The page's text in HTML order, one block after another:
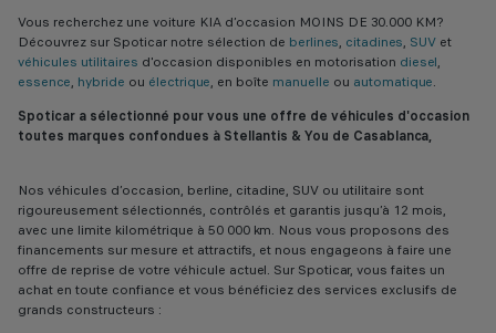
Vous recherchez une voiture KIA d’occasion MOINS DE 30.000 KM?
Découvrez sur Spoticar notre sélection de berlines, citadines, SUV et
véhicules utilitaires d'occasion disponibles en motorisation diesel,
essence, hybride ou électrique, en boîte manuelle ou automatique.
Spoticar a sélectionné pour vous une offre de véhicules d'occasion
toutes marques confondues à Stellantis & You de Casablanca,
Nos véhicules d’occasion, berline, citadine, SUV ou utilitaire sont
rigoureusement sélectionnés, contrôlés et garantis jusqu’à 12 mois,
avec une limite kilométrique à 50 000 km. Nous vous proposons des
financements sur mesure et attractifs, et nous engageons à faire une
offre de reprise de votre véhicule actuel. Sur Spoticar, vous faites un
achat en toute confiance et vous bénéficiez des services exclusifs de
grands constructeurs :